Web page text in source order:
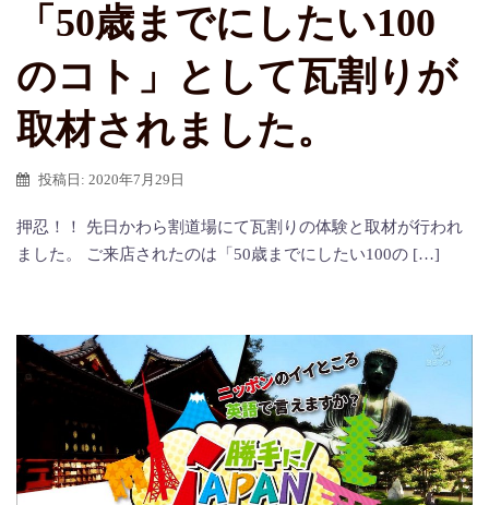
「50歳までにしたい100
のコト」として瓦割りが
取材されました。
投稿日: 2020年7月29日
押忍！！ 先日かわら割道場にて瓦割りの体験と取材が行われ
ました。 ご来店されたのは「50歳までにしたい100の […]